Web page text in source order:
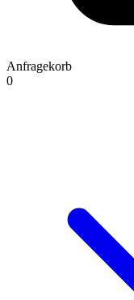
Anfragekorb
0